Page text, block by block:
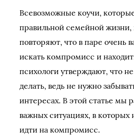
Всевозможные коучи,
правильной семейной жизни,
повторяют, что в паре очень
искать компромисс и
психологи утверждают, что
делать, ведь не нужно
интересах. В этой статье мы
важных ситуациях, в которых
идти на компромисс.